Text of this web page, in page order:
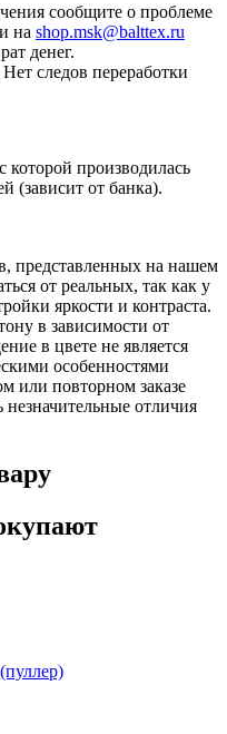
сообщите о проблеме
на shop.msk@balttex.ru
денег.
следов переработки
которой производилась
(зависит от банка).
представленных на нашем
от реальных, так как у
яркости и контраста.
в зависимости от
в цвете не является
особенностями
или повторном заказе
отличия